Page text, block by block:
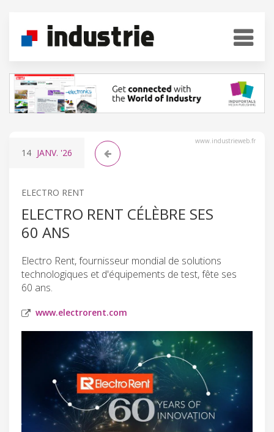
www.industrieweb.fr
14 JANV. '26
ELECTRO RENT
ELECTRO RENT CÉLÈBRE SES
60 ANS
Electro Rent, fournisseur mondial de solutions
technologiques et d'équipements de test, fête ses
60 ans.
www.electrorent.com